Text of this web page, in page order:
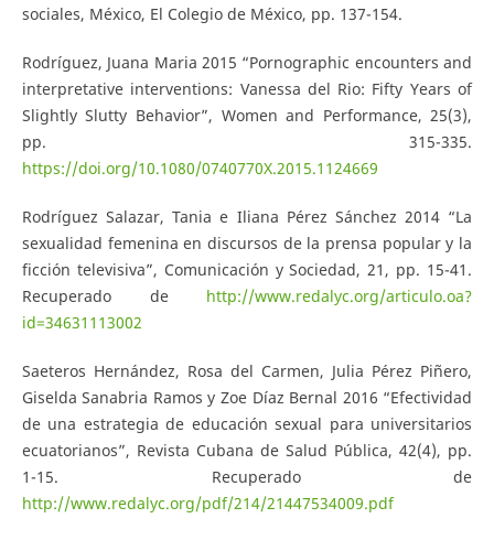
sociales, México, El Colegio de México, pp. 137-154.
Rodríguez, Juana Maria 2015 “Pornographic encounters and
interpretative interventions: Vanessa del Rio: Fifty Years of
Slightly Slutty Behavior”, Women and Performance, 25(3),
pp. 315-335.
https://doi.org/10.1080/0740770X.2015.1124669
Rodríguez Salazar, Tania e Iliana Pérez Sánchez 2014 “La
sexualidad femenina en discursos de la prensa popular y la
ficción televisiva”, Comunicación y Sociedad, 21, pp. 15-41.
Recuperado de http://www.redalyc.org/articulo.oa?
id=34631113002
Saeteros Hernández, Rosa del Carmen, Julia Pérez Piñero,
Giselda Sanabria Ramos y Zoe Díaz Bernal 2016 “Efectividad
de una estrategia de educación sexual para universitarios
ecuatorianos”, Revista Cubana de Salud Pública, 42(4), pp.
1-15. Recuperado de
http://www.redalyc.org/pdf/214/21447534009.pdf